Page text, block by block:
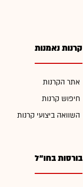
קרנות נאמנות
אתר הקרנות
חיפוש קרנות
השוואה ביצועי קרנות
בורסות בחו"ל